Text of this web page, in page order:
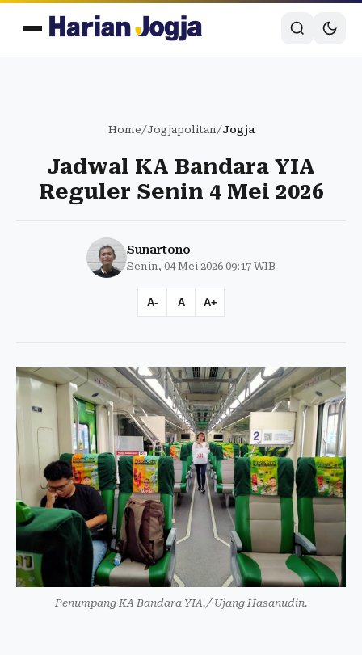
Home/Jogjapolitan/Jogja
Jadwal KA Bandara YIA
Reguler Senin 4 Mei 2026
Sunartono
Senin, 04 Mei 2026 09:17 WIB
A- A A+
Penumpang KA Bandara YIA./ Ujang Hasanudin.